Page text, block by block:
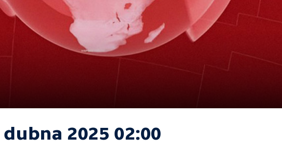
dubna 2025 02:00